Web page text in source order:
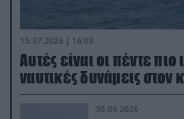
15.07.2026 | 16:03
Aυτές είναι οι πέντε πιο
ναυτικές δυνάμεις στον
30.06.2026